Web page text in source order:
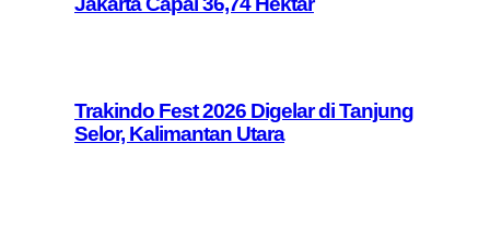
Trakindo Fest 2026 Digelar di Tanjung
Selor, Kalimantan Utara